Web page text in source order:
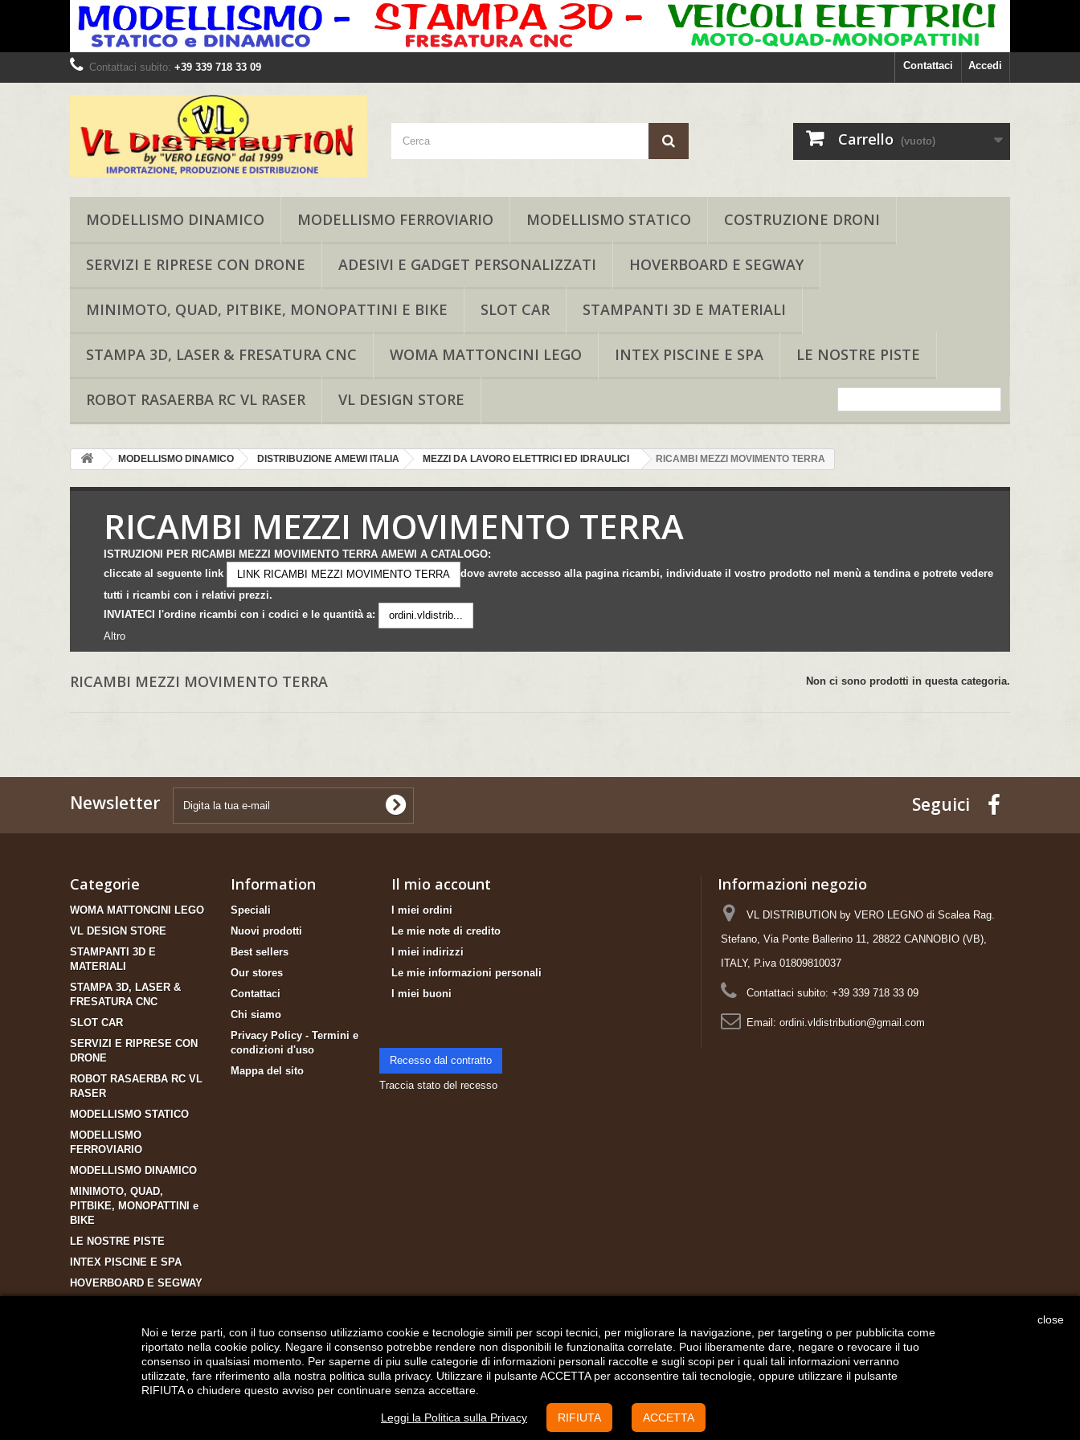
Accedi
Contattaci
Contattaci subito: +39 339 718 33 09
Carrello (vuoto)
MODELLISMO DINAMICO MODELLISMO FERROVIARIO MODELLISMO STATICO COSTRUZIONE DRONI
SERVIZI E RIPRESE CON DRONE ADESIVI E GADGET PERSONALIZZATI HOVERBOARD E SEGWAY
MINIMOTO, QUAD, PITBIKE, MONOPATTINI E BIKE SLOT CAR STAMPANTI 3D E MATERIALI
STAMPA 3D, LASER & FRESATURA CNC WOMA MATTONCINI LEGO INTEX PISCINE E SPA LE NOSTRE PISTE
ROBOT RASAERBA RC VL RASER VL DESIGN STORE
MODELLISMO DINAMICO DISTRIBUZIONE AMEWI ITALIA MEZZI DA LAVORO ELETTRICI ED IDRAULICI RICAMBI MEZZI MOVIMENTO TERRA
RICAMBI MEZZI MOVIMENTO TERRA
ISTRUZIONI PER RICAMBI MEZZI MOVIMENTO TERRA AMEWI A CATALOGO:
cliccate al seguente link
LINK RICAMBI MEZZI MOVIMENTO TERRA
dove avrete accesso alla pagina ricambi, individuate il vostro prodotto nel menù a tendina e potrete vedere
tutti i ricambi con i relativi prezzi.
INVIATECI l'ordine ricambi con i codici e le quantità a:
ordini.vldistrib...
Altro
RICAMBI MEZZI MOVIMENTO TERRA Non ci sono prodotti in questa categoria.
Newsletter Seguici
Categorie
WOMA MATTONCINI LEGO
VL DESIGN STORE
STAMPANTI 3D E
MATERIALI
STAMPA 3D, LASER &
FRESATURA CNC
SLOT CAR
SERVIZI E RIPRESE CON
DRONE
ROBOT RASAERBA RC VL
RASER
MODELLISMO STATICO
MODELLISMO
FERROVIARIO
MODELLISMO DINAMICO
MINIMOTO, QUAD,
PITBIKE, MONOPATTINI e
BIKE
LE NOSTRE PISTE
INTEX PISCINE E SPA
HOVERBOARD E SEGWAY
PERSONALIZZATI
Information
Speciali
Nuovi prodotti
Best sellers
Our stores
Contattaci
Chi siamo
Privacy Policy - Termini e
condizioni d'uso
Mappa del sito
Il mio account
I miei ordini
Le mie note di credito
I miei indirizzi
Le mie informazioni personali
I miei buoni
Informazioni negozio
VL DISTRIBUTION by VERO LEGNO di Scalea Rag.
Stefano, Via Ponte Ballerino 11, 28822 CANNOBIO (VB),
ITALY, P.iva 01809810037
Contattaci subito: +39 339 718 33 09
Email: ordini.vldistribution@gmail.com
Recesso dal contratto
Traccia stato del recesso
close
Noi e terze parti, con il tuo consenso utilizziamo cookie e tecnologie simili per scopi tecnici, per migliorare la navigazione, per targeting o per pubblicita come
riportato nella cookie policy. Negare il consenso potrebbe rendere non disponibili le funzionalita correlate. Puoi liberamente dare, negare o revocare il tuo
consenso in qualsiasi momento. Per saperne di piu sulle categorie di informazioni personali raccolte e sugli scopi per i quali tali informazioni verranno
utilizzate, fare riferimento alla nostra politica sulla privacy. Utilizzare il pulsante ACCETTA per acconsentire tali tecnologie, oppure utilizzare il pulsante
RIFIUTA o chiudere questo avviso per continuare senza accettare.
Leggi la Politica sulla Privacy RIFIUTA ACCETTA